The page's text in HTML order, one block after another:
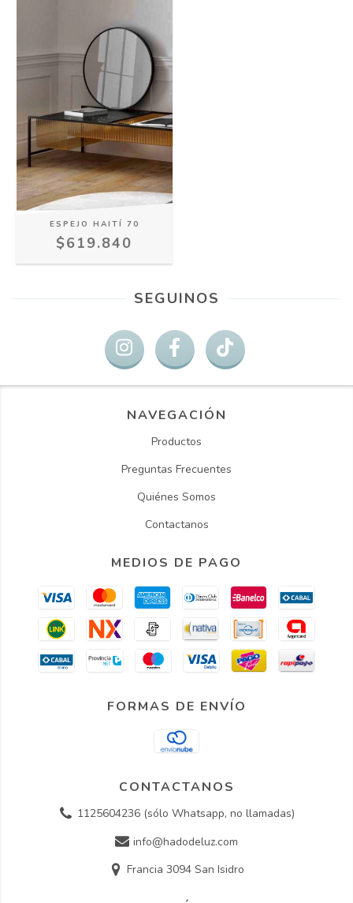
ESPEJO HAITÍ 70
$619.840
SEGUINOS
NAVEGACIÓN
Productos
Preguntas Frecuentes
Quiénes Somos
Contactanos
MEDIOS DE PAGO
FORMAS DE ENVÍO
CONTACTANOS
1125604236 (sólo Whatsapp, no llamadas)
info@hadodeluz.com
Francia 3094 San Isidro